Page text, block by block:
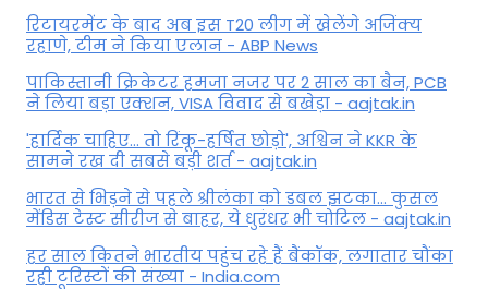
रिटायरमेंट के बाद अब इस T20 लीग में खेलेंगे अजिंक्य
रहाणे, टीम ने किया एलान - ABP News
पाकिस्तानी क्रिकेटर हमजा नजर पर 2 साल का बैन, PCB
ने ल‍िया बड़ा एक्शन, VISA व‍िवाद से बखेड़ा - aajtak.in
'हार्दिक चाहिए... तो रिंकू-हर्षित छोड़ो', अश्विन ने KKR के
सामने रख दी सबसे बड़ी शर्त - aajtak.in
भारत से भिड़ने से पहले श्रीलंका को डबल झटका... कुसल
मेंडिस टेस्ट सीरीज से बाहर, ये धुरंधर भी चोटिल - aajtak.in
हर साल कितने भारतीय पहुंच रहे हैं बैंकॉक, लगातार चौंका
रही टूरिस्टों की संख्या - India.com